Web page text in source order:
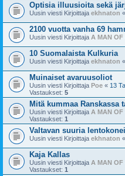
Optisia illuusioita sekä
Uusin viesti Kirjoittaja ekhnaton «
2100 vuotta vanha 69
Uusin viesti Kirjoittaja A MAN OF
10 Suomalaista Kulkuria
Uusin viesti Kirjoittaja ekhnaton «
Muinaiset avaruusoliot
Uusin viesti Kirjoittaja Poe « 13
Vastaukset: 5
Mitä kummaa Ranskassa
Uusin viesti Kirjoittaja A MAN OF
Vastaukset: 1
Valtavan suuria
Uusin viesti Kirjoittaja ekhnaton «
Kaja Kallas
Uusin viesti Kirjoittaja A MAN OF
Vastaukset: 1